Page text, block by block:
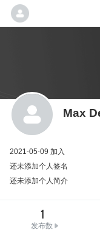
Max
2021-05-09 加入
还未添加个人签名
还未添加个人简介
1
发布数